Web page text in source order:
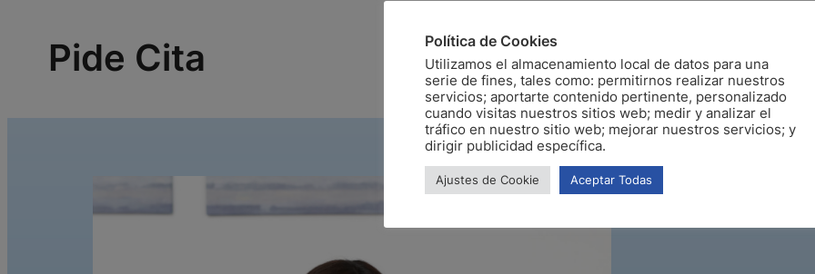
Pide Cita Política de Cookies
Utilizamos el almacenamiento local de datos para una
serie de fines, tales como: permitirnos realizar nuestros
servicios; aportarte contenido pertinente, personalizado
cuando visitas nuestros sitios web; medir y analizar el
tráfico en nuestro sitio web; mejorar nuestros servicios; y
dirigir publicidad específica.
Ajustes de Cookie Aceptar Todas